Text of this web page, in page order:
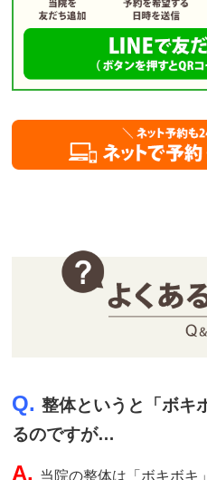
Q.整体というと「ボキ
るのですが…
A. 当院の整体は「ボキボキ